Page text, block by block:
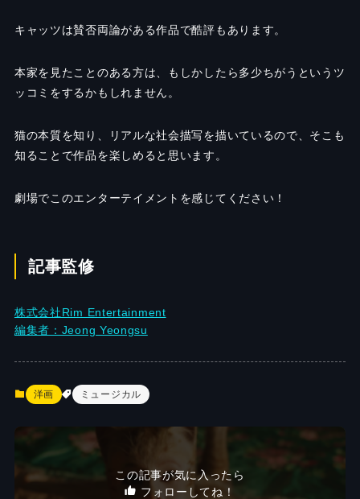
キャッツは賛否両論がある作品で酷評もあります。
本家を見たことのある方は、もしかしたら多少ちがうというツ
ッコミをするかもしれません。
猫の本質を知り、リアルな社会描写を描いているので、そこも
知ることで作品を楽しめると思います。
劇場でこのエンターテイメントを感じてください！
記事監修
株式会社Rim Entertainment
編集者：Jeong Yeongsu
洋画 ミュージカル
この記事が気に入ったら
フォローしてね！